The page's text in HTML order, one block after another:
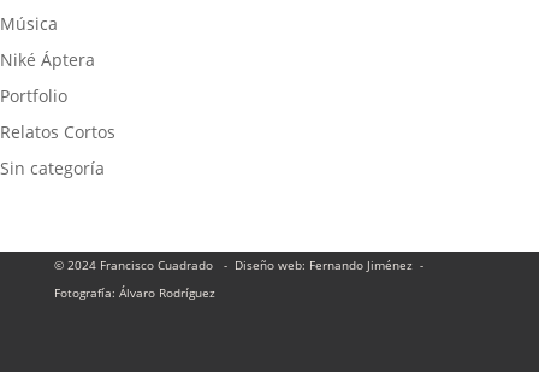
Música
Niké Áptera
Portfolio
Relatos Cortos
Sin categoría
© 2024 Francisco Cuadrado - Diseño web: Fernando Jiménez-
Fotografía: Álvaro Rodríguez